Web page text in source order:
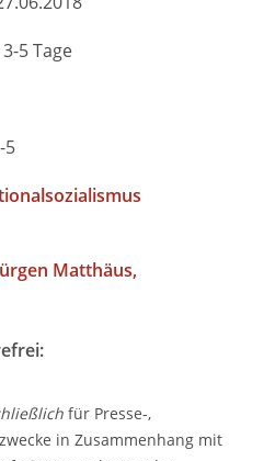
5 Tage
5
Matthäus
für Presse-,
in Zusammenhang mit